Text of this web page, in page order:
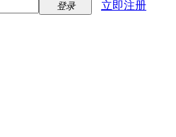
登录 立即注册